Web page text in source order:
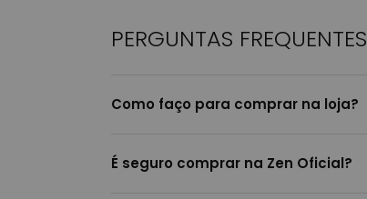
PERGUNTAS FREQUENTES
Como faço para comprar na loja?
É seguro comprar na Zen Oficial?